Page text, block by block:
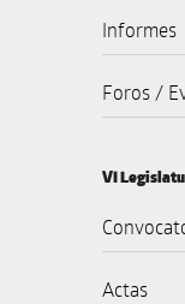
Informes
Foros /
VI
Actas